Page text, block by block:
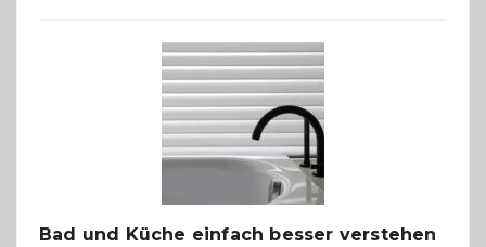
Bad und Küche einfach besser verstehen